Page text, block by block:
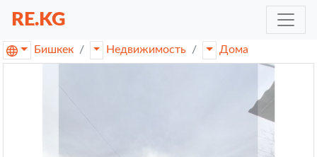
RE.KG
Бишкек Недвижимость Дома